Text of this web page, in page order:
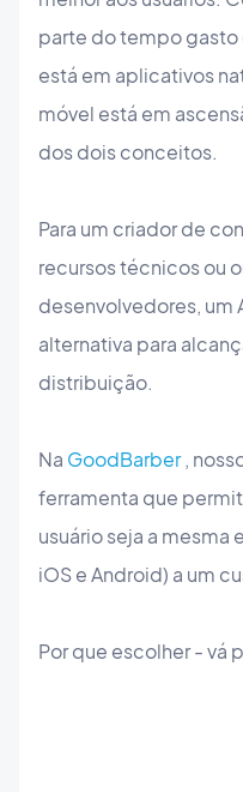
parte do tempo gasto
está em aplicativos
móvel está em
dos dois conceitos.
Para um criador de
recursos técnicos ou
desenvolvedores, um
alternativa para
distribuição.
Na GoodBarber,
ferramenta que
usuário seja a mesma
iOS e Android) a um
Por que escolher - vá